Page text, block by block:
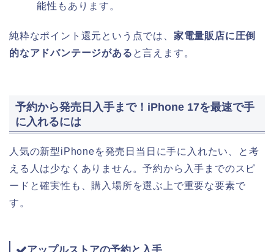
能性もあります。
純粋なポイント還元という点では、 家電量販店に圧倒
的なアドバンテージがある と言えます。
予約から発売日入手まで！iPhone 17を最速で手
に入れるには
人気の新型iPhoneを発売日当日に手に入れたい、と考
える人は少なくありません。予約から入手までのスピ
ードと確実性も、購入場所を選ぶ上で重要な要素で
す。
アップルストアの予約と入手